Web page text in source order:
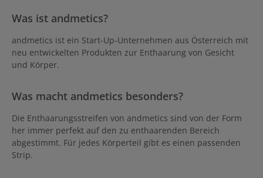
Was ist andmetics?
andmetics ist ein Start-Up-Unternehmen aus Österreich mit
neu entwickelten Produkten zur Enthaarung von Gesicht
und Körper.
Was macht andmetics besonders?
Die Enthaarungsstreifen von andmetics sind von der Form
her immer perfekt auf den zu enthaarenden Bereich
abgestimmt. Für jedes Körperteil gibt es einen passenden
Strip.